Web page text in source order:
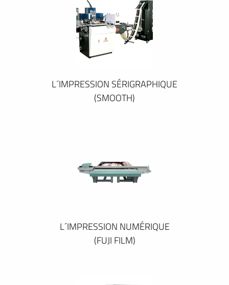
L´IMPRESSION SÉRIGRAPHIQUE
(SMOOTH)
L´IMPRESSION NUMÉRIQUE
(FUJI FILM)